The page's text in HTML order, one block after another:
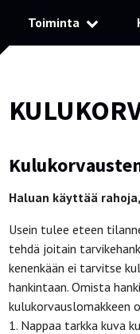
Toiminta
Haluan käyttää
Usein tulee eteen
tehdä joitain
kenenkään ei tarvitse
hankintaan. Omista
kulukorvauslomakkeen
1. Nappaa tarkka kuva